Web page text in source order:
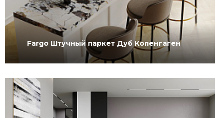
Fargo Штучный паркет Дуб Копенгаген